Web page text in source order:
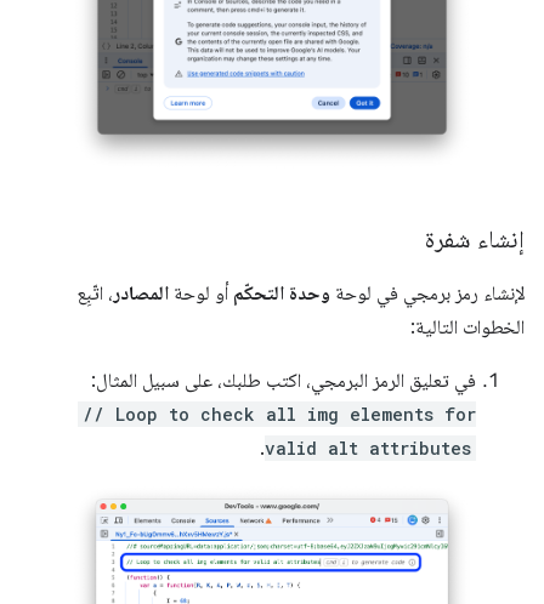
إنشاء شفرة
لإنشاء رمز برمجي في لوحة وحدة التحكّم أو لوحة المصادر ، اتّبِع
الخطوات التالية:
في تعليق الرمز البرمجي، اكتب طلبك، على سبيل المثال:
// Loop to check all img elements for
valid alt attributes
.